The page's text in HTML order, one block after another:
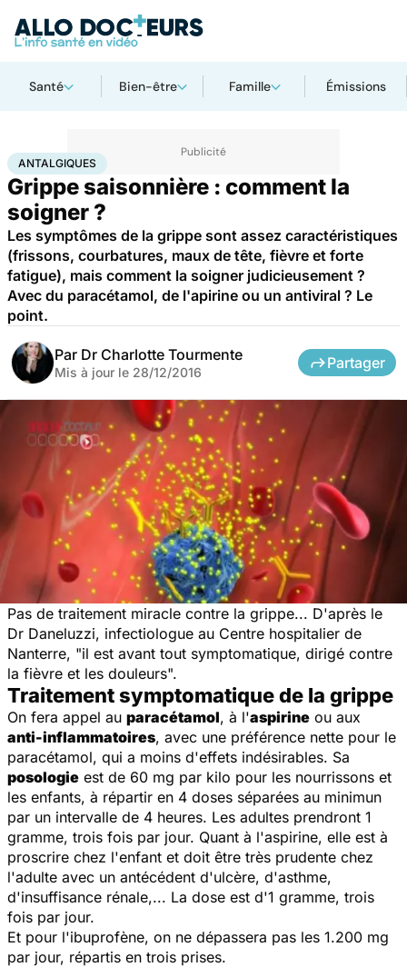
Santé Bien-être Famille Émissions
Accueil SantéAntalgiques
ANTALGIQUES
Grippe saisonnière : comment la
soigner ?
Les symptômes de la grippe sont assez caractéristiques
(frissons, courbatures, maux de tête, fièvre et forte
fatigue), mais comment la soigner judicieusement ?
Avec du paracétamol, de l'apirine ou un antiviral ? Le
point.
Par Dr Charlotte Tourmente
Mis à jour le 28/12/2016
Partager
Pas de traitement miracle contre la grippe... D'après le
Dr Daneluzzi, infectiologue au Centre hospitalier de
Nanterre, "il est avant tout symptomatique, dirigé contre
la fièvre et les douleurs".
Traitement symptomatique de la grippe
On fera appel au paracétamol, à l'aspirine ou aux
anti-inflammatoires, avec une préférence nette pour le
paracétamol, qui a moins d'effets indésirables. Sa
posologie est de 60 mg par kilo pour les nourrissons et
les enfants, à répartir en 4 doses séparées au minimun
par un intervalle de 4 heures. Les adultes prendront 1
gramme, trois fois par jour. Quant à l'aspirine, elle est à
proscrire chez l'enfant et doit être très prudente chez
l'adulte avec un antécédent d'ulcère, d'asthme,
d'insuffisance rénale,... La dose est d'1 gramme, trois
fois par jour.
Et pour l'ibuprofène, on ne dépassera pas les 1.200 mg
par jour, répartis en trois prises.